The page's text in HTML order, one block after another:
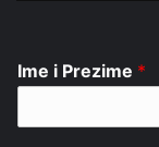
Ime i Prezime *